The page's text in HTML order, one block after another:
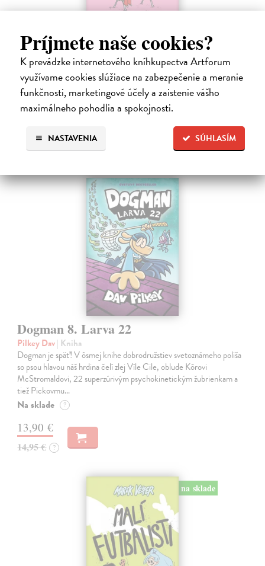
Príjmete naše cookies?
K prevádzke internetového kníhkupectva Artforum
využívame cookies slúžiace na zabezpečenie a meranie
funkčnosti, marketingové účely a zaistenie vášho
maximálneho pohodlia a spokojnosti.
SÚHLASÍM
NASTAVENIA
Ariol 4
Guibert Emmanuel| Kniha
PEŤULA je krásna a ako pekne vonia! Ariol sedí v triede rovno za ňou
a vo svojich myšlienkach ju zasýpa komplimentami. Dokonca si
predstavuje, ako jej hovorí, že ju miluje.
Na sklade ?
18,00 € ?
Dogman 8. Larva 22
Pilkey Dav| Kniha
Dogman je späť! V ôsmej knihe dobrodružstiev svetoznámeho poliša
so psou hlavou náš hrdina čelí zlej Víle Cile, oblude Kôrovi
McStromaldovi, 22 superzúrivým psychokinetickým žubrienkam a
tiež Pickovmu…
Na sklade ?
13,90 €
14,95 € ?
na sklade